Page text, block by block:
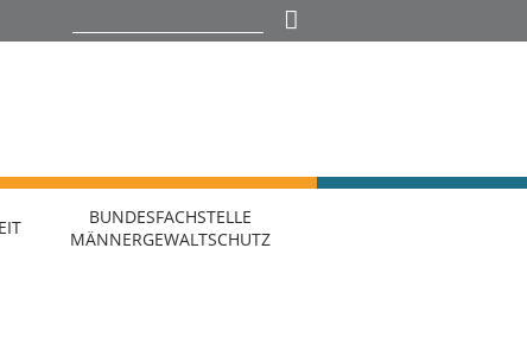
BUNDESFACHSTELLE
MÄNNERGEWALTSCHUTZ